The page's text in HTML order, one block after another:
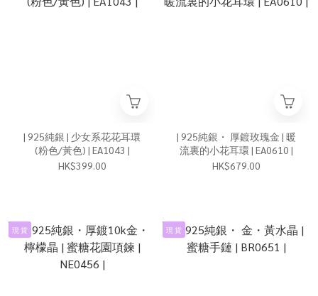
| 925純銀 | 少女系花花耳環
(粉色/黃色) | EA1043 |
HK$399.00
| 925純銀・ 厚鍍玫瑰金 | 暖
流裏的小花耳環 | EA0610 |
HK$679.00
現 貨 現 貨